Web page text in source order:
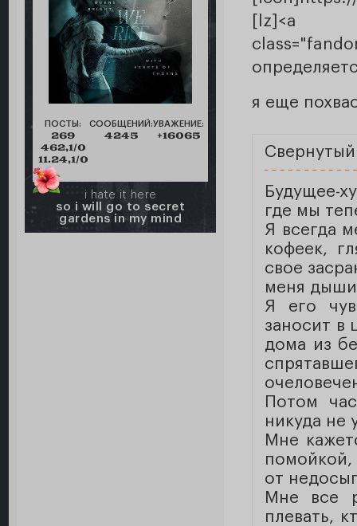
ПОСТЫ:
269
462,1/0
11.24,1/0
СООБЩЕНИЙ:
4245
УВАЖЕНИЕ:
+16065
i hate it here
so i will go to secret
gardens in my mind
[lz]<a
я еще
Свернутый
Будущее-
где мы
Я всегда
кофеек,
свое
меня
Я его
заносит в
дома из
Потом
никуда не
Мне
от
Мне все
плевать,